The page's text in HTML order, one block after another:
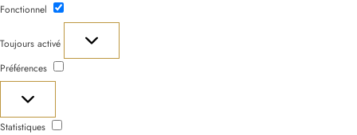
Fonctionnel
Toujours activé
Préférences
Statistiques